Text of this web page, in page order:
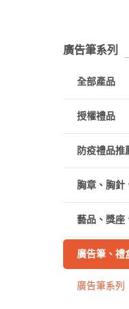
廣告筆系列
全部產品
授權禮品
防疫禮品推
胸章、胸針
藝品、獎座
廣告筆、禮
廣告筆系列